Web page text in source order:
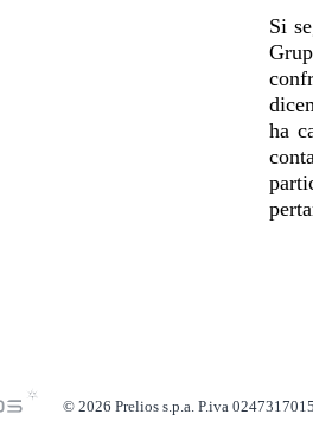
Si
ha
© 2026 Prelios s.p.a. P.iva